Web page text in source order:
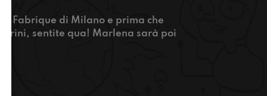
Fabrique di Milano e prima che
sentite qua! Marlena sarà poi